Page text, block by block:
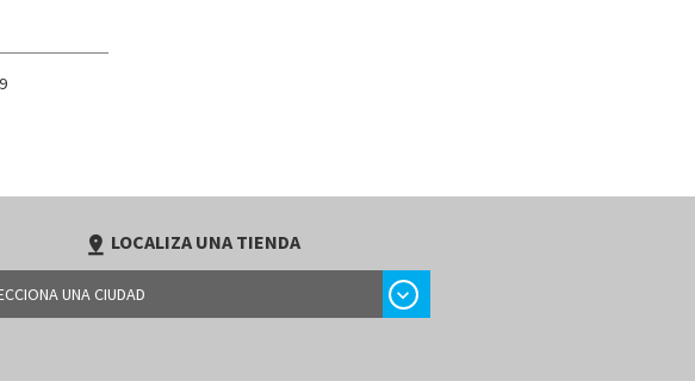
pin_drop LOCALIZA UNA TIENDA
UNA CIUDAD chevron_right